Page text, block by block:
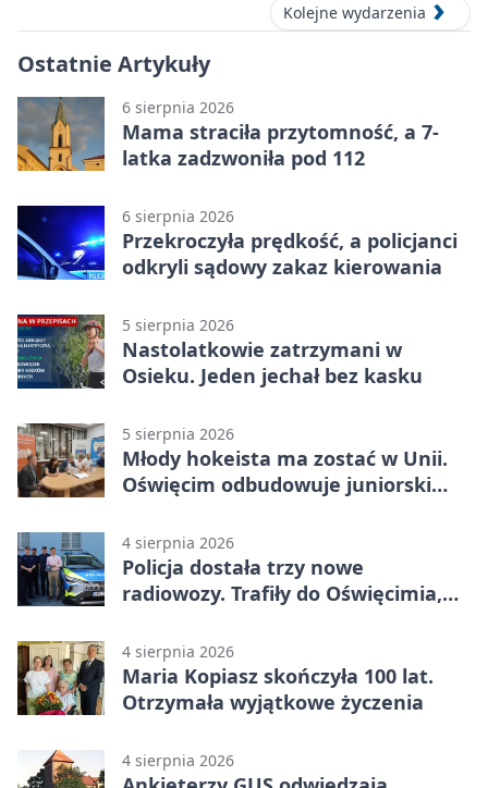
Kolejne wydarzenia
Ostatnie Artykuły
6 sierpnia 2026
Mama straciła przytomność, a 7-
latka zadzwoniła pod 112
6 sierpnia 2026
Przekroczyła prędkość, a policjanci
odkryli sądowy zakaz kierowania
5 sierpnia 2026
Nastolatkowie zatrzymani w
Osieku. Jeden jechał bez kasku
5 sierpnia 2026
Młody hokeista ma zostać w Unii.
Oświęcim odbudowuje juniorski
4 sierpnia 2026
Policja dostała trzy nowe
radiowozy. Trafiły do Oświęcimia,
4 sierpnia 2026
Maria Kopiasz skończyła 100 lat.
Otrzymała wyjątkowe życzenia
4 sierpnia 2026